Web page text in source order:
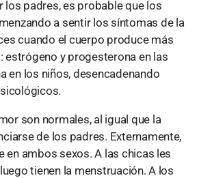
los padres, es probable que los
a sentir los síntomas de la
cuando el cuerpo produce más
estrógeno y progesterona en las
en los niños, desencadenando
son normales, al igual que la
de los padres. Externamente,
en ambos sexos. A las chicas les
tienen la menstruación. A los